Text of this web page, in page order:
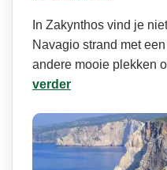
In Zakynthos vind je
Navagio strand met
andere mooie plekken
verder